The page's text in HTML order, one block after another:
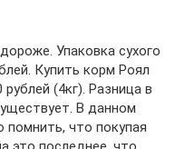
Упаковка сухого
Купить корм Роял
(4кг). Разница в
В данном
помнить, что покупая